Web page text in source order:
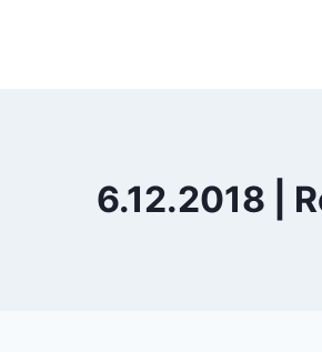
6.12.2018 |